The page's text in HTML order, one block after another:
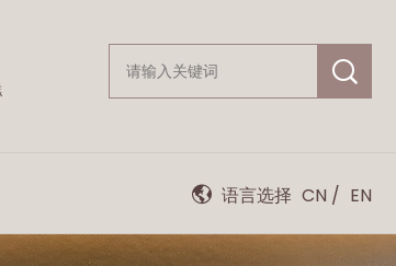
语言选择 CN / EN